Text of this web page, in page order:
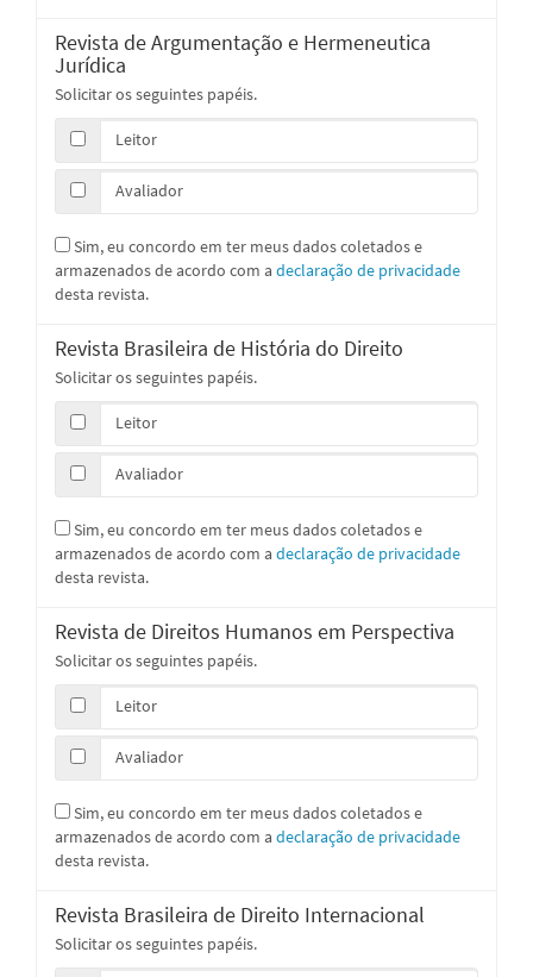
Revista de Argumentação e Hermeneutica
Jurídica
Solicitar os seguintes papéis.
Leitor
Avaliador
armazenados de acordo com a declaração de privacidade
desta revista.
Revista Brasileira de História do Direito
Solicitar os seguintes papéis.
Leitor
Avaliador
armazenados de acordo com a declaração de privacidade
desta revista.
Revista de Direitos Humanos em Perspectiva
Solicitar os seguintes papéis.
Leitor
Avaliador
armazenados de acordo com a declaração de privacidade
desta revista.
Revista Brasileira de Direito Internacional
Solicitar os seguintes papéis.